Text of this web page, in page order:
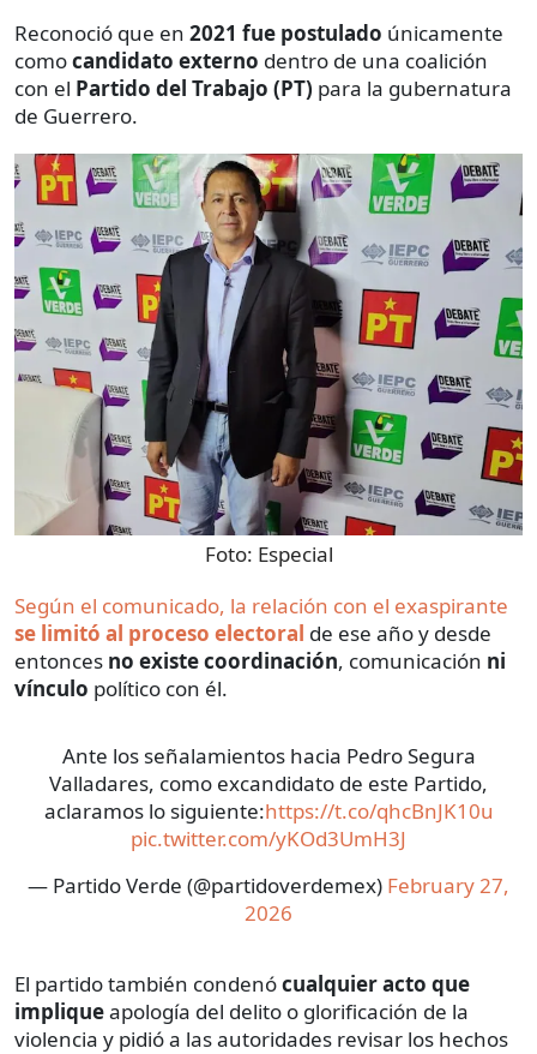
Reconoció que en 2021 fue postulado únicamente
comocandidato externo dentro de una coalición
con el Partido del Trabajo (PT) para la gubernatura
de Guerrero.
Foto: Especial
Según el comunicado, la relación con el exaspirante
se limitó al proceso electoral de ese año y desde
entonces no existe coordinación, comunicación ni
vínculo político con él.
Ante los señalamientos hacia Pedro Segura
Valladares, como excandidato de este Partido,
aclaramos lo siguiente:https://t.co/qhcBnJK10u
pic.twitter.com/yKOd3UmH3J
— Partido Verde (@partidoverdemex) February 27,
2026
El partido también condenócualquier acto que
impliqueapología del delito o glorificación de la
violencia y pidió a las autoridades revisar los hechos